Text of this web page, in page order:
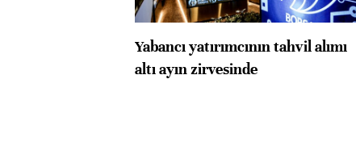
Yabancı yatırımcının tahvil alımı
altı ayın zirvesinde